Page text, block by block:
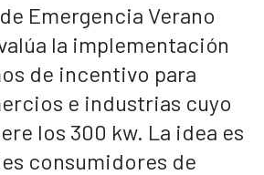
Emergencia Verano
la implementación
de incentivo para
e industrias cuyo
los 300 kw. La idea es
consumidores de